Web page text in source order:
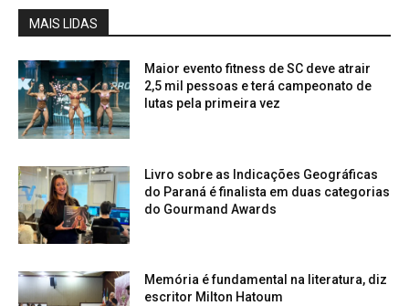
MAIS LIDAS
Maior evento fitness de SC deve atrair
2,5 mil pessoas e terá campeonato de
lutas pela primeira vez
Livro sobre as Indicações Geográficas
do Paraná é finalista em duas categorias
do Gourmand Awards
Memória é fundamental na literatura, diz
escritor Milton Hatoum